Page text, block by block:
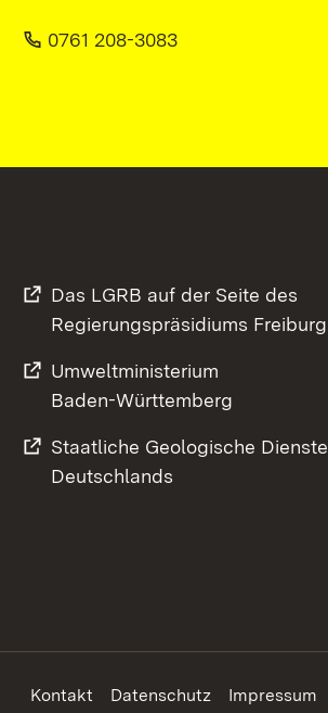
0761 208-3083
Das LGRB auf der Seite des
Regierungspräsidiums Freiburg
Umweltministerium
Baden-Württemberg
Staatliche Geologische Dienste
Deutschlands
Footer
Kontakt Datenschutz Impressum